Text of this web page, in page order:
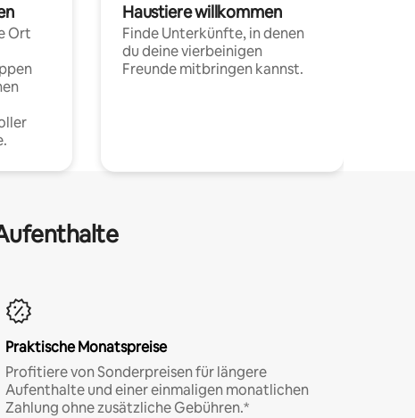
Ort
Haustiere willkommen
Finde Unterkünfte, in denen
du deine vierbeinigen
Freunde mitbringen kannst.
Praktische Monatspreise
Profitiere von Sonderpreisen für längere
Aufenthalte und einer einmaligen monatlichen
Zahlung ohne zusätzliche Gebühren.*